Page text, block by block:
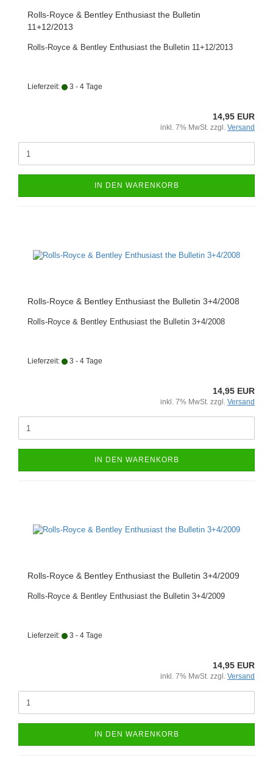
Rolls-Royce & Bentley Enthusiast the Bulletin
11+12/2013
Rolls-Royce & Bentley Enthusiast the Bulletin 11+12/2013
Lieferzeit: 3 - 4 Tage
14,95 EUR
inkl. 7% MwSt. zzgl. Versand
IN DEN WARENKORB
Rolls-Royce & Bentley Enthusiast the Bulletin 3+4/2008
Rolls-Royce & Bentley Enthusiast the Bulletin 3+4/2008
Lieferzeit: 3 - 4 Tage
14,95 EUR
inkl. 7% MwSt. zzgl. Versand
IN DEN WARENKORB
Rolls-Royce & Bentley Enthusiast the Bulletin 3+4/2009
Rolls-Royce & Bentley Enthusiast the Bulletin 3+4/2009
Lieferzeit: 3 - 4 Tage
14,95 EUR
inkl. 7% MwSt. zzgl. Versand
IN DEN WARENKORB